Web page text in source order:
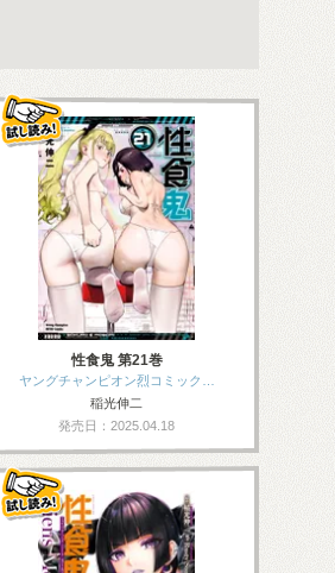
性食鬼 第21巻
ヤングチャンピオン烈コミック…
稲光伸二
発売日：2025.04.18